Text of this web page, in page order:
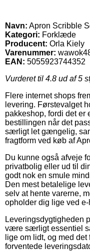
Navn: Apron Scribble
Kategori: Forklæde
Producent: Orla Kiely
Varenummer:
EAN: 5055923744352
Vurderet til 4.8 ud af 5
Flere internet shops
levering. Førstevalget
pakkeshop, fordi det er
bestillingen når det
særligt let gængelig,
fragtform ved køb af
Du kunne også afveje
privatbolig eller ud til
godt nok en smule
Den mest betalelige
selv at hente varerne,
opholder dig lige ved
Leveringsdygtigheden
være særligt essentiel
lige om lidt, og med
forventede